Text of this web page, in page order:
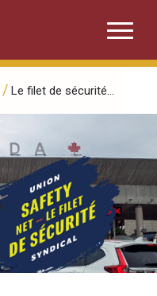
/ Le filet de sécurité...